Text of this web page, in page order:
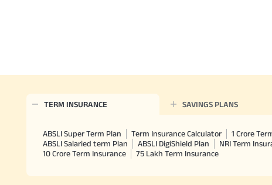
TERM INSURANCE SAVINGS PLANS
ABSLI Super Term Plan Term Insurance Calculator 1 Crore
ABSLI Salaried term Plan
ABSLI DigiShield Plan NRI Term
10 Crore Term Insurance
75 Lakh Term Insurance